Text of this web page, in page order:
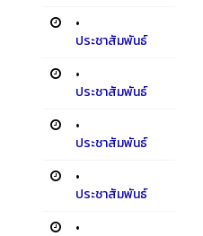
•
ประชาสัมพันธ์
•
ประชาสัมพันธ์
•
ประชาสัมพันธ์
•
ประชาสัมพันธ์
•